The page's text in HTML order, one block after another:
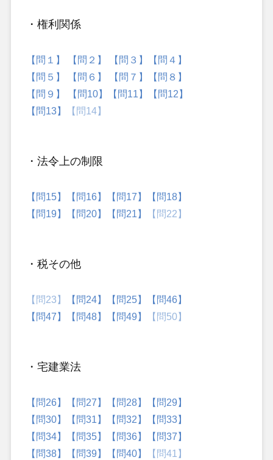
・権利関係
【問１】 【問２】 【問３】
【問４】
【問５】
【問６】 【問７】
【問８】
【問９】
【問10】 【問11】
【問12】
【問13】
【問14】
・法令上の制限
【問15】 【問16】 【問17】
【問18】
【問19】
【問20】 【問21】 【問22】
・税その他
【問23】 【問24】 【問25】
【問46】
【問47】
【問48】 【問49】 【問50】
・宅建業法
【問26】 【問27】 【問28】
【問29】
【問30】
【問31】 【問32】
【問33】
【問34】
【問35】 【問36】
【問37】
【問38】
【問39】 【問40】
【問41】